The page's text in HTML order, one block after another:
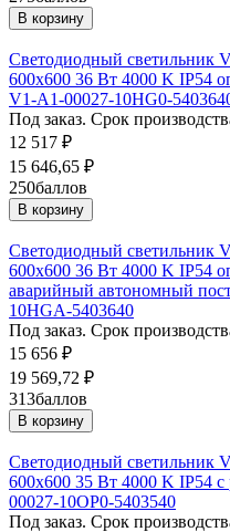
В корзину
Светодиодный светильник
600х600 36 Вт 4000 K IP54
V1-A1-00027-10HG0-
Под заказ. Срок
12 517 ₽
15 646,65 ₽
250баллов
В корзину
Светодиодный светильник
600х600 36 Вт 4000 K IP54
аварийный автономный
10HGA-5403640
Под заказ. Срок
15 656 ₽
19 569,72 ₽
313баллов
В корзину
Светодиодный светильник
600х600 35 Вт 4000 K IP54
00027-10OP0-5403540
Под заказ. Срок